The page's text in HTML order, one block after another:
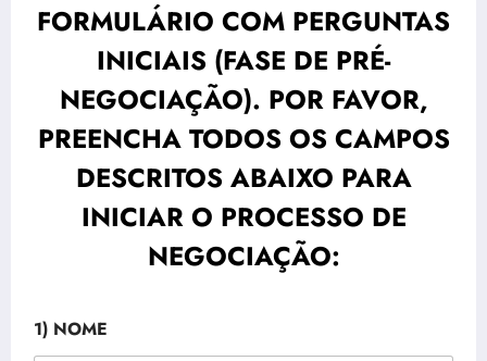
FORMULÁRIO COM PERGUNTAS
INICIAIS (FASE DE PRÉ-
NEGOCIAÇÃO). POR FAVOR,
PREENCHA TODOS OS CAMPOS
DESCRITOS ABAIXO PARA
INICIAR O PROCESSO DE
NEGOCIAÇÃO:
1) NOME